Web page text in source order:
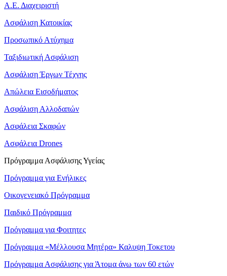
Α.Ε. Διαχειριστή
Ασφάλιση Κατοικίας
Προσωπικό Ατύχημα
Ταξιδιωτική Ασφάλιση
Ασφάλιση Έργων Τέχνης
Απώλεια Εισοδήματος
Ασφάλιση Αλλοδαπών
Ασφάλεια Σκαφών
Ασφάλεια Drones
Πρόγραμμα Ασφάλισης Υγείας
Πρόγραμμα για Ενήλικες
Οικογενειακό Πρόγραμμα
Παιδικό Πρόγραμμα
Πρόγραμμα για Φοιτητες
Πρόγραμμα «Μέλλουσα Μητέρα» Καλυψη Τοκετου
Πρόγραμμα Ασφάλισης για Άτομα άνω των 60 ετών